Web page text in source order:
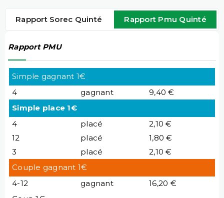
Rapport Sorec Quinté Rapport Pmu Quinté
Rapport PMU
Simple gagnant 1€
4
gagnant
9,40 €
Simple place 1€
4
placé
2,10 €
12
placé
1,80 €
3
placé
2,10 €
Couple gagnant 1€
4-12
gagnant
16,20 €